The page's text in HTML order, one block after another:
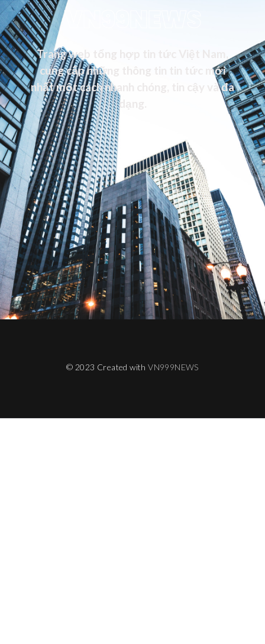
VN99NEWS
Trang web tổng hợp tin tức Việt Nam,
cung cấp những thông tin tin tức mới
nhất một cách nhanh chóng, tin cậy và đa
dạng.
© 2023 Created withVN999NEWS